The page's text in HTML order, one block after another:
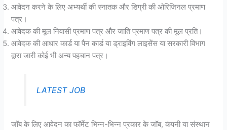
आवेदन करने के लिए अभ्यर्थी की स्नातक और डिग्री की ओरिजिनल प्रमाण
पत्र।
आवेदक की मूल निवासी प्रमाण पत्र और जाति प्रमाण पत्र की मूल प्रति।
आवेदक की आधार कार्ड या पैन कार्ड या ड्राइविंग लाइसेंस या सरकारी विभाग
द्वारा जारी कोई भी अन्य पहचान पत्र।
LATEST JOB
जॉब के लिए आवेदन का फॉर्मेट भिन्न-भिन्न प्रकार के जॉब, कंपनी या संस्थान